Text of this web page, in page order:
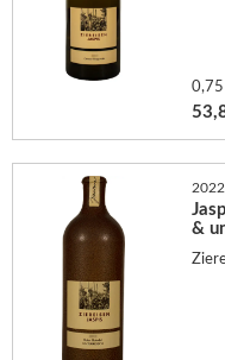
0,75 l
2022
&